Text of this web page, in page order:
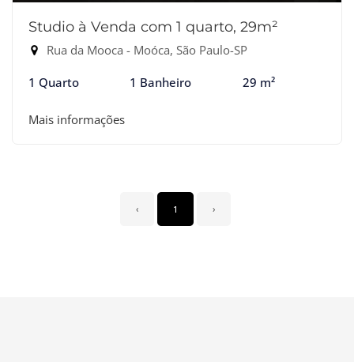
Studio à Venda com 1 quarto, 29m²
Rua da Mooca - Moóca, São Paulo-SP
1 Quarto 1 Banheiro 29 m²
Mais informações
‹ 1 ›